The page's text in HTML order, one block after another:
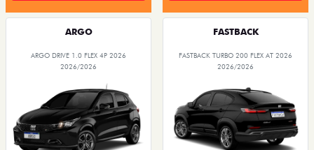
ARGO
ARGO DRIVE 1.0 FLEX 4P 2026
2026/2026
FASTBACK
FASTBACK TURBO 200 FLEX AT 2026
2026/2026